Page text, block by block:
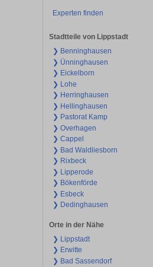
Experten finden
Stadtteile von Lippstadt
❯ Benninghausen
❯ Ünninghausen
❯ Eickelborn
❯ Lohe
❯ Herringhausen
❯ Hellinghausen
❯ Pastorat Kamp
❯ Overhagen
❯ Cappel
❯ Bad Waldliesborn
❯ Rixbeck
❯ Lipperode
❯ Bökenförde
❯ Esbeck
❯ Dedinghausen
Orte in der Nähe
❯ Lippstadt
❯ Erwitte
❯ Bad Sassendorf